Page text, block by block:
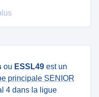
ou ESSL49 est un
principale SENIOR
4 dans la ligue